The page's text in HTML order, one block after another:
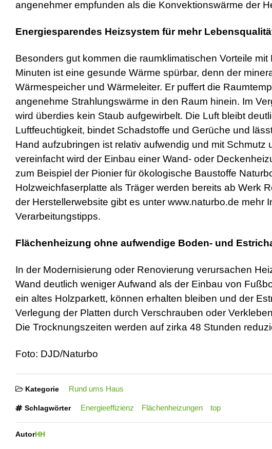
angenehmer empfunden als die Konvektionswärme der
Energiesparendes Heizsystem für mehr
Besonders gut kommen die raumklimatischen Vorteile
Minuten ist eine gesunde Wärme spürbar, denn der
Wärmespeicher und Wärmeleiter. Er puffert die
angenehme Strahlungswärme in den Raum hinein. Im
wird überdies kein Staub aufgewirbelt. Die Luft bleibt
Luftfeuchtigkeit, bindet Schadstoffe und Gerüche und
Hand aufzubringen ist relativ aufwendig und mit
vereinfacht wird der Einbau einer Wand- oder
zum Beispiel der Pionier für ökologische Baustoffe
Holzweichfaserplatte als Träger werden bereits ab Werk
der Herstellerwebsite gibt es unter www.naturbo.de
Verarbeitungstipps.
Flächenheizung ohne aufwendige Boden- und
In der Modernisierung oder Renovierung verursachen
Wand deutlich weniger Aufwand als der Einbau von
ein altes Holzparkett, können erhalten bleiben und der
Verlegung der Platten durch Verschrauben oder
Die Trocknungszeiten werden auf zirka 48 Stunden
Foto: DJD/Naturbo
Kategorie Rund ums Haus
Schlagwörter Energieeffizienz Flächenheizungen top
AutorHH